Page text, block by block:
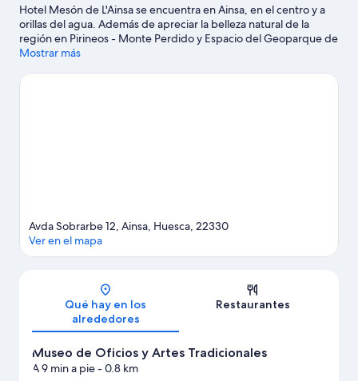
Hotel Mesón de L'Ainsa se encuentra en Ainsa, en el centro y a
orillas del agua. Además de apreciar la belleza natural de la
región en Pirineos - Monte Perdido y Espacio del Geoparque de
Sobrarbe, también puedes visitar lugares fundamentales para
Tradicionales y Torre Museo de Las Creencias. Descubre todas
Mostrar más
Avda Sobrarbe 12, Ainsa, Huesca, 22330
Ver en el mapa
Qué hay en los
alrededores
Restaurantes
Museo de Oficios y Artes Tradicionales
A 9 min a pie- 0.8 km